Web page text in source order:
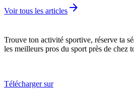
Voir tous les articles arrow_forward
Trouve ton activité sportive, réserve ta
les meilleurs pros du sport près de chez
Télécharger sur